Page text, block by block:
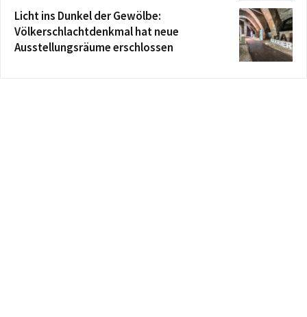
Licht ins Dunkel der Gewölbe:
Völkerschlachtdenkmal hat neue
Ausstellungsräume erschlossen